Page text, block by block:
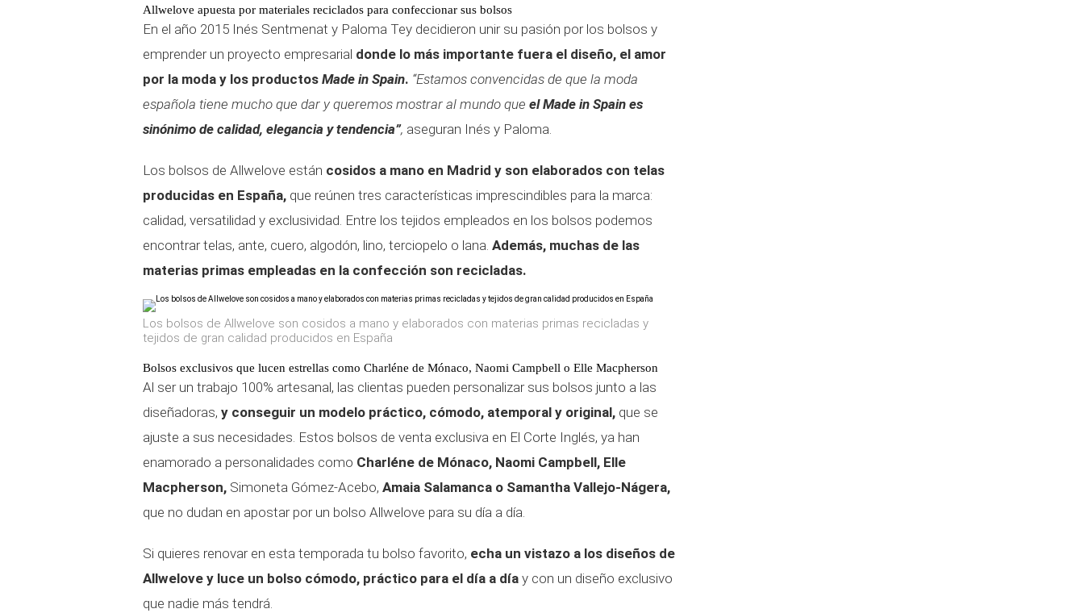
Allwelove apuesta por materiales reciclados para confeccionar sus bolsos
En el año 2015 Inés Sentmenat y Paloma Tey decidieron unir su pasión por los bolsos y
emprender un proyecto empresarial donde lo más importante fuera el diseño, el amor
por la moda y los productos Made in Spain. “Estamos convencidas de que la moda
española tiene mucho que dar y queremos mostrar al mundo que el Made in Spain es
sinónimo de calidad, elegancia y tendencia”, aseguran Inés y Paloma.
Los bolsos de Allwelove están cosidos a mano en Madrid y son elaborados con telas
producidas en España, que reúnen tres características imprescindibles para la marca:
calidad, versatilidad y exclusividad. Entre los tejidos empleados en los bolsos podemos
encontrar telas, ante, cuero, algodón, lino, terciopelo o lana. Además, muchas de las
materias primas empleadas en la confección son recicladas.
Los bolsos de Allwelove son cosidos a mano y elaborados con materias primas recicladas y
tejidos de gran calidad producidos en España
Bolsos exclusivos que lucen estrellas como Charléne de Mónaco, Naomi Campbell o Elle Macpherson
Al ser un trabajo 100% artesanal, las clientas pueden personalizar sus bolsos junto a las
diseñadoras, y conseguir un modelo práctico, cómodo, atemporal y original, que se
ajuste a sus necesidades. Estos bolsos de venta exclusiva en El Corte Inglés, ya han
enamorado a personalidades como Charléne de Mónaco, Naomi Campbell, Elle
Macpherson, Simoneta Gómez-Acebo, Amaia Salamanca o Samantha Vallejo-Nágera,
que no dudan en apostar por un bolso Allwelove para su día a día.
Si quieres renovar en esta temporada tu bolso favorito, echa un vistazo a los diseños de
Allwelove y luce un bolso cómodo, práctico para el día a día y con un diseño exclusivo
que nadie más tendrá.